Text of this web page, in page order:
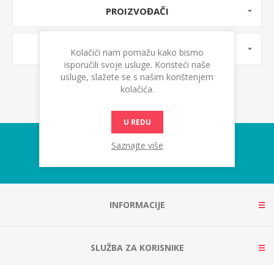
PROIZVOĐAČI
OZNAKE PROIZVODA
INFORMACIJE
SLUŽBA ZA KORISNIKE
Kolačići nam pomažu kako bismo
isporučili svoje usluge. Koristeći naše
usluge, slažete se s našim korištenjem
kolačića.
U REDU
Saznajte više